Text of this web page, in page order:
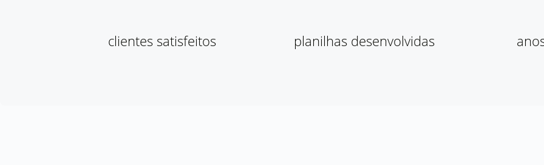
clientes satisfeitos planilhas desenvolvidas